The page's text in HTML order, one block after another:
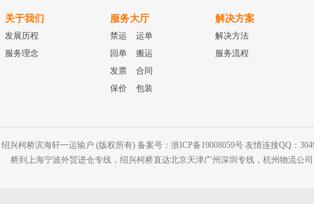
关于我们
发展历程
服务理念
服务大厅
禁运
运单
回单
搬运
发票
合同
保价
包装
解决方案
解决方法
服务流程
绍兴柯桥滨海轩一运输户 (版权所有) 备案号：浙ICP备19008059号 友情连接QQ：
桥到上海宁波外贸进仓专线，绍兴柯桥直达北京天津广州深圳专线，杭州物流公